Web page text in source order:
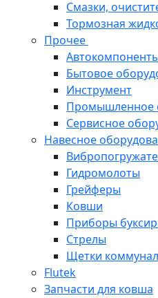
Смазки,
Тормозная
Прочее
Бытовое
Инструмент
Промышленное
Сервисное
Навесное
Гидромолоты
Грейферы
Ковши
Приборы
Стрелы
Щетки
Flutek
Запчасти для ковша